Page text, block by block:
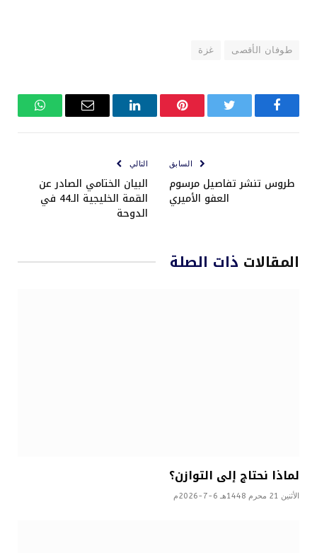
طوفان الأقصى غزة
فيسبوك تويتر بينتيريستلينكدإن
البريد
واتساب
السابق
طروس تنشر تفاصيل مرسوم
العفو الأميري
التالي
البيان الختامي الصادر عن
القمة الخليجية الـ44 في
الدوحة
المقالات ذات الصلة
لماذا نحتاج إلى التوازن؟
الأثنين 21 محرم 1448هـ 6-7-2026م